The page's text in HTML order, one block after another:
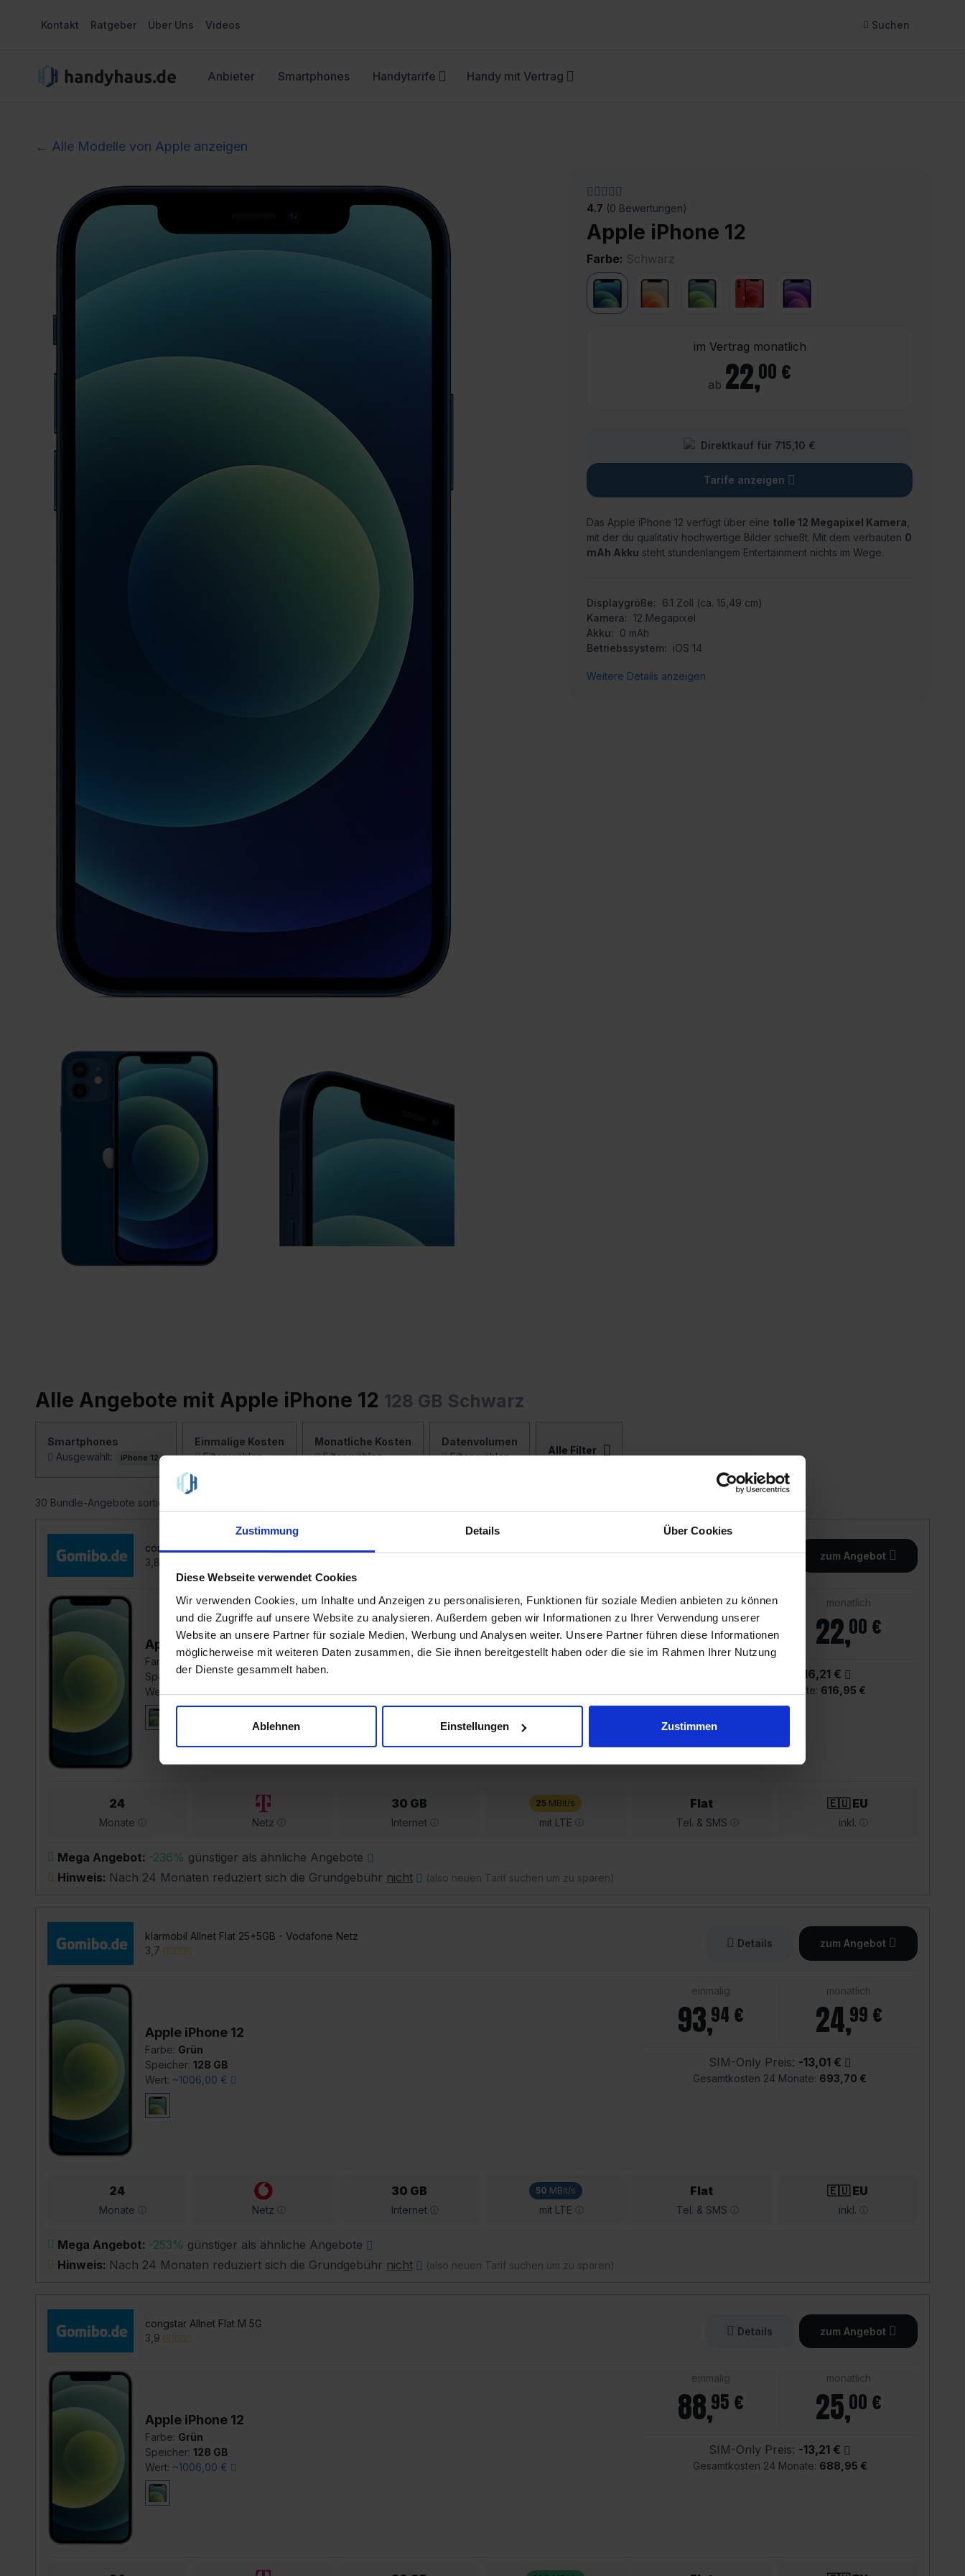
Zustimmung Details Über Cookies
Diese Webseite verwendet Cookies
Wir verwenden Cookies, um Inhalte und Anzeigen zu personalisieren, Funktionen für soziale Medien anbieten zu können
und die Zugriffe auf unsere Website zu analysieren. Außerdem geben wir Informationen zu Ihrer Verwendung unserer
Website an unsere Partner für soziale Medien, Werbung und Analysen weiter. Unsere Partner führen diese Informationen
möglicherweise mit weiteren Daten zusammen, die Sie ihnen bereitgestellt haben oder die sie im Rahmen Ihrer Nutzung
der Dienste gesammelt haben.
Ablehnen Einstellungen Zustimmen
Kontakt Ratgeber Über Uns Videos Suchen
Anbieter Smartphones Handytarife Handy mit Vertrag
← Alle Modelle von Apple anzeigen
4.7 (0 Bewertungen)
Apple iPhone 12
Farbe: Schwarz
im Vertrag monatlich
ab 22,00 €
Direktkauf für 715,10 €
Tarife anzeigen
Das Apple iPhone 12 verfügt über eine tolle 12 Megapixel Kamera
mit der du qualitativ hochwertige Bilder schießt. Mit dem verbauten 0
mAh Akku steht stundenlangem Entertainment nichts im Wege.
Displaygröße:
6.1 Zoll (ca. 15,49 cm)
Kamera:
12 Megapixel
Akku:
0 mAh
Betriebssystem:
iOS 14
Weitere Details anzeigen
Alle Angebote mit Apple iPhone 12 128 GB Schwarz
Smartphones
Ausgewählt:
iPhone 12
Einmalige Kosten
Filter wählen
Monatliche Kosten
Filter wählen
Datenvolumen
Filter wählen
Alle Filter
30 Bundle-Angebote sortiert nach:
congstar Allnet Flat M 4G
3,8
Details zum Angebot
Apple iPhone 12
Farbe:
Grün
Speicher: 128 GB
Wert:~1006,00 €
einmalig
88,95 €
monatlich
22,00 €
-16,21 €
Gesamtkosten 24 Monate: 616,95 €
24
Monate Netz
30 GB
Internet
25 MBit/s
mit LTE
Flat
Tel. & SMS
🇪🇺 EU
inkl.
Mega Angebot: -236% günstiger als ähnliche Angebote
Hinweis: Nach 24 Monaten reduziert sich die Grundgebühr nicht (also neuen Tarif suchen um zu sparen)
klarmobil Allnet Flat 25+5GB - Vodafone Netz
3,7
Details zum Angebot
Apple iPhone 12
Farbe: Grün
Speicher: 128 GB
Wert: ~1006,00 €
einmalig
93,94 €
monatlich
24,99 €
SIM-Only Preis: -13,01 €
Gesamtkosten 24 Monate: 693,70 €
24
Monate Netz
30 GB
Internet
50 MBit/s
mit LTE
Flat
Tel. & SMS
🇪🇺 EU
inkl.
Mega Angebot: -253% günstiger als ähnliche Angebote
Hinweis: Nach 24 Monaten reduziert sich die Grundgebühr nicht (also neuen Tarif suchen um zu sparen)
congstar Allnet Flat M 5G
3,9
Details zum Angebot
Apple iPhone 12
Farbe: Grün
Speicher: 128 GB
Wert: ~1006,00 €
einmalig
88,95 €
monatlich
25,00 €
SIM-Only Preis: -13,21 €
Gesamtkosten 24 Monate: 688,95 €